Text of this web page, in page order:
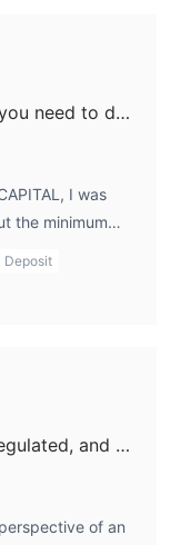
How much is the smallest amount you need to deposit to start a live trading account with AP CAPITAL?
I was
the minimum
of
funding
risk
(SFC)
decade, crucial
methods,
Deposit
Can you tell me if AP CAPITAL is regulated, and which financial regulators oversee its operations?
of an